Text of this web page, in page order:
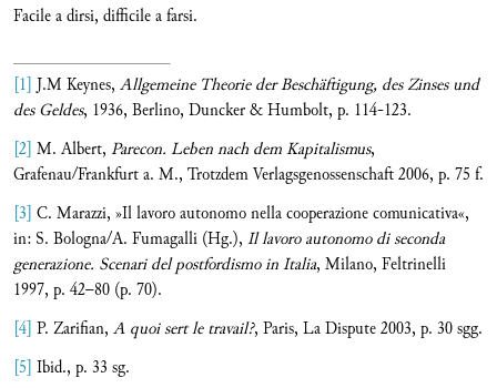
Facile a dirsi, difficile a farsi.
[1]J.M Keynes, Allgemeine Theorie der Beschäftigung, des Zinses und
des Geldes, 1936, Berlino, Duncker & Humbolt, p. 114-123.
[2] M. Albert, Parecon. Leben nach dem Kapitalismus,
Grafenau/Frankfurt a. M., Trotzdem Verlagsgenossenschaft 2006, p. 75 f.
[3] C. Marazzi, »Il lavoro autonomo nella cooperazione comunicativa«,
in: S. Bologna/A. Fumagalli (Hg.), Il lavoro autonomo di seconda
generazione. Scenari del postfordismo in Italia, Milano, Feltrinelli
1997, p. 42–80 (p. 70).
[4] P. Zarifian, A quoi sert le travail?, Paris, La Dispute 2003, p. 30 sgg.
[5] Ibid., p. 33 sg.